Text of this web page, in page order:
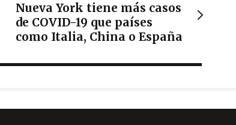
Nueva York tiene más casos
de COVID-19 que países
como Italia, China o España